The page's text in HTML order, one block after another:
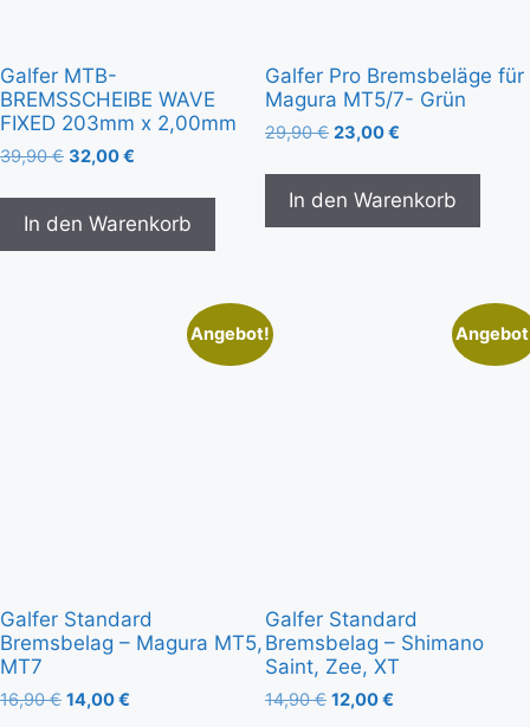
Galfer MTB-
BREMSSCHEIBE WAVE
FIXED 203mm x 2,00mm
39,90€ 32,00€
In den Warenkorb
Galfer Pro Bremsbeläge für
Magura MT5/7- Grün
29,90€ 23,00€
In den Warenkorb
Angebot!
Galfer Standard
Bremsbelag – Magura MT5,
MT7
16,90€ 14,00€
Galfer Standard
Bremsbelag – Shimano
Saint, Zee, XT
14,90€ 12,00€